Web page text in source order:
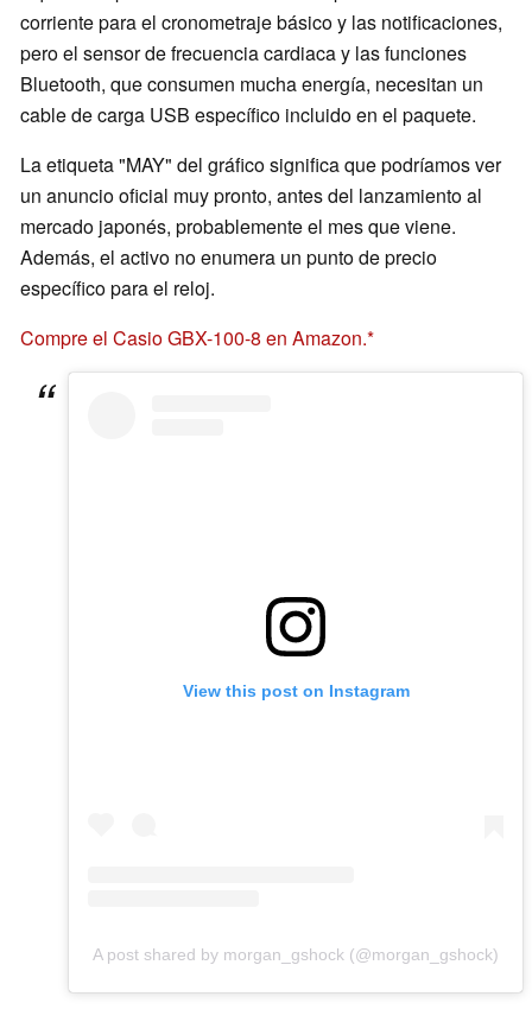
corriente para el cronometraje básico y las notificaciones,
pero el sensor de frecuencia cardiaca y las funciones
Bluetooth, que consumen mucha energía, necesitan un
cable de carga USB específico incluido en el paquete.
La etiqueta "MAY" del gráfico significa que podríamos ver
un anuncio oficial muy pronto, antes del lanzamiento al
mercado japonés, probablemente el mes que viene.
Además, el activo no enumera un punto de precio
específico para el reloj.
Compre el Casio GBX-100-8 en Amazon.
View this post on Instagram
A post shared by morgan_gshock (@morgan_gshock)